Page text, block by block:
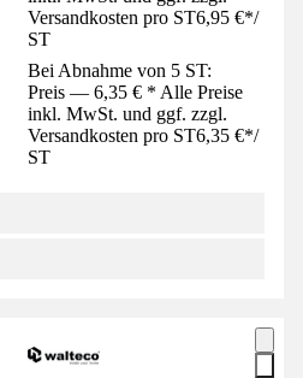
Versandkosten pro ST6,95 €*/
ST
Bei Abnahme von 5 ST:
Preis — 6,35 € * Alle Preise
inkl. MwSt. und ggf. zzgl.
Versandkosten pro ST6,35 €*/
ST